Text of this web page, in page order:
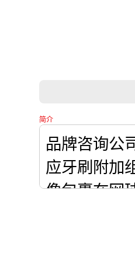
简介